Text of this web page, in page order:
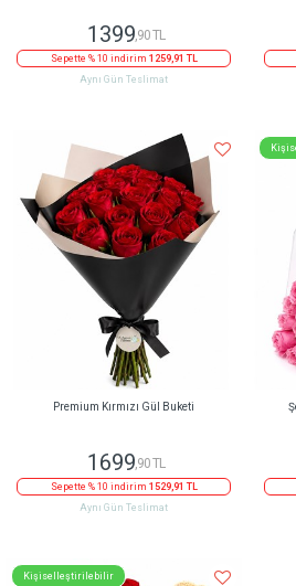
1399 ,90 TL
Sepette % 10 indirim 1259,91 TL
Aynı Gün Teslimat
Premium Kırmızı Gül Buketi
1699,90 TL
Sepette % 10 indirim 1529,91 TL
Aynı Gün Teslimat
Kişiselleştirilebilir